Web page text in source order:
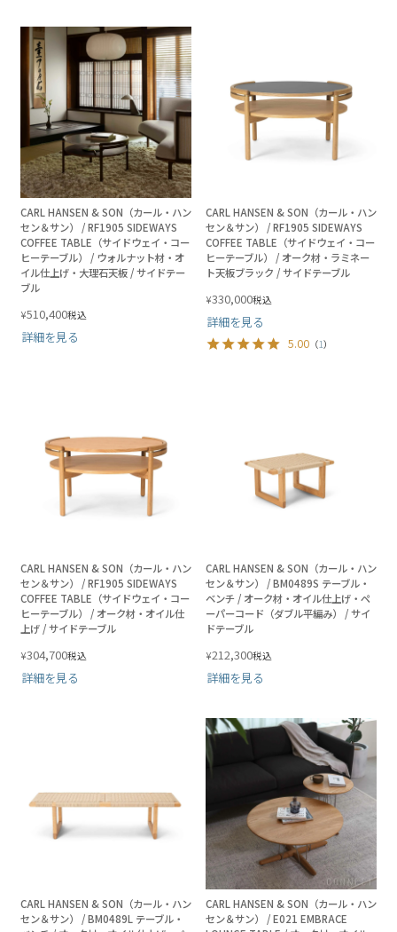
CARL HANSEN & SON（カール・ハン
セン＆サン） / RF1905 SIDEWAYS
COFFEE TABLE（サイドウェイ・コー
ヒーテーブル） / ウォルナット材・オ
イル仕上げ・大理石天板 / サイドテー
ブル
¥510,400税込
詳細を見る
CARL HANSEN & SON（カール・ハン
セン＆サン） / RF1905 SIDEWAYS
COFFEE TABLE（サイドウェイ・コー
ヒーテーブル） / オーク材・ラミネー
ト天板ブラック / サイドテーブル
¥330,000税込
詳細を見る
5.00 （1）
CARL HANSEN & SON（カール・ハン
セン＆サン） / RF1905 SIDEWAYS
COFFEE TABLE（サイドウェイ・コー
ヒーテーブル） / オーク材・オイル仕
上げ / サイドテーブル
¥304,700税込
詳細を見る
CARL HANSEN & SON（カール・ハン
セン＆サン） / BM0489S テーブル・
ベンチ / オーク材・オイル仕上げ・ペ
ーパーコード（ダブル平編み） / サイ
ドテーブル
¥212,300税込
詳細を見る
CARL HANSEN & SON（カール・ハン
セン＆サン） / BM0489L テーブル・
CARL HANSEN & SON（カール・ハン
セン＆サン） / E021 EMBRACE